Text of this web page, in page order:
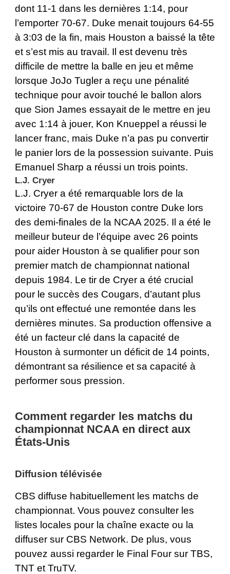
dont 11-1 dans les dernières 1:14, pour
l’emporter 70-67. Duke menait toujours 64-55
à 3:03 de la fin, mais Houston a baissé la tête
et s’est mis au travail. Il est devenu très
difficile de mettre la balle en jeu et même
lorsque JoJo Tugler a reçu une pénalité
technique pour avoir touché le ballon alors
que Sion James essayait de le mettre en jeu
avec 1:14 à jouer, Kon Knueppel a réussi le
lancer franc, mais Duke n’a pas pu convertir
le panier lors de la possession suivante. Puis
Emanuel Sharp a réussi un trois points.
L.J. Cryer
L.J. Cryer a été remarquable lors de la
victoire 70-67 de Houston contre Duke lors
des demi-finales de la NCAA 2025. Il a été le
meilleur buteur de l’équipe avec 26 points
pour aider Houston à se qualifier pour son
premier match de championnat national
depuis 1984. Le tir de Cryer a été crucial
pour le succès des Cougars, d’autant plus
qu’ils ont effectué une remontée dans les
dernières minutes. Sa production offensive a
été un facteur clé dans la capacité de
Houston à surmonter un déficit de 14 points,
démontrant sa résilience et sa capacité à
performer sous pression.
Comment regarder les matchs du
championnat NCAA en direct aux
États-Unis
Diffusion télévisée
CBS diffuse habituellement les matchs de
championnat. Vous pouvez consulter les
listes locales pour la chaîne exacte ou la
diffuser sur CBS Network. De plus, vous
pouvez aussi regarder le Final Four sur TBS,
TNT et TruTV.